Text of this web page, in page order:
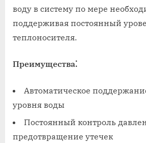
воду в систему по мере
поддерживая постоянный
теплоносителя.
Преимущества⁚
Автоматическое
уровня воды
Постоянный контроль
предотвращение утечек